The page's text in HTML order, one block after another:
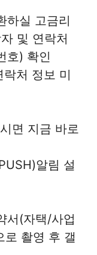
하실 고금리
및 연락처
호) 확인
처 정보 미
면 지금 바로
알림 설
서(자택/사업
로 촬영 후 갤